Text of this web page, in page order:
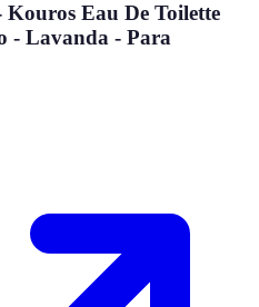
Eau De Toilette
- Lavanda - Para